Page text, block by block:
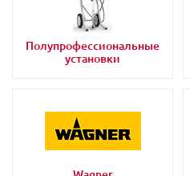
Полупрофессиональные
установки